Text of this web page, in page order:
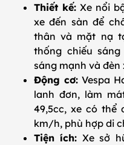
Thiết kế:Xe nổi
xe đến sàn để
thân và mặt nạ
thống chiếu
sáng mạnh và
Động cơ:Vespa
lanh đơn, làm
49,5cc, xe có
km/h, phù hợp di
Tiện ích: Xe sở